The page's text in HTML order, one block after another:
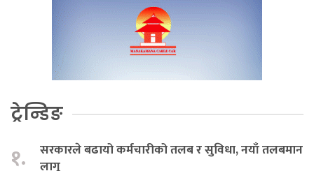
ट्रेन्डिङ
१.
सरकारले बढायो कर्मचारीको तलब र सुविधा, नयाँ तलबमान
लागू